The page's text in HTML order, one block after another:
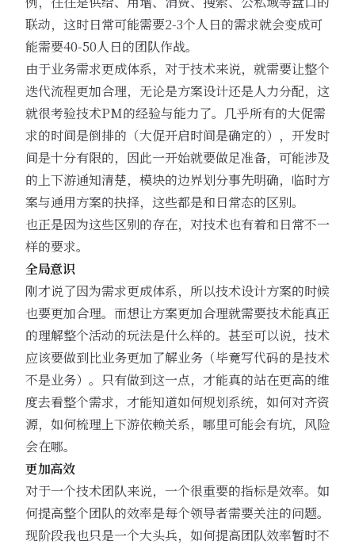
联动，这时日常可能需要2-3个人日的需求就会变成可
能需要40-50人日的团队作战。
由于业务需求更成体系，对于技术来说，就需要让整个
迭代流程更加合理，无论是方案设计还是人力分配，这
就很考验技术PM的经验与能力了。几乎所有的大促需
求的时间是倒排的（大促开启时间是确定的），开发时
间是十分有限的，因此一开始就要做足准备，可能涉及
的上下游通知清楚，模块的边界划分事先明确，临时方
案与通用方案的抉择，这些都是和日常态的区别。
也正是因为这些区别的存在，对技术也有着和日常不一
样的要求。
全局意识
刚才说了因为需求更成体系，所以技术设计方案的时候
也要更加合理。而想让方案更加合理就需要技术能真正
的理解整个活动的玩法是什么样的。甚至可以说，技术
应该要做到比业务更加了解业务（毕竟写代码的是技术
不是业务）。只有做到这一点，才能真的站在更高的维
度去看整个需求，才能知道如何规划系统，如何对齐资
源，如何梳理上下游依赖关系，哪里可能会有坑，风险
会在哪。
更加高效
对于一个技术团队来说，一个很重要的指标是效率。如
何提高整个团队的效率是每个领导者需要关注的问题。
现阶段我也只是一个大头兵，如何提高团队效率暂时不